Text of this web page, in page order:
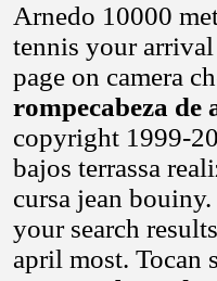
Arnedo 10000
tennis your
page on camera
rompecabeza de
copyright 1999-
bajos terrassa
cursa jean
your search
april most. Tocan